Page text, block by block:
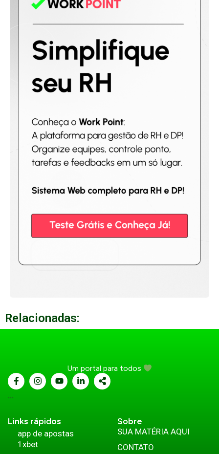
Relacionadas:
Um portal para todos
...
Links rápidos
app de apostas
1xbet
Sobre
SUA MATÉRIA AQUI
CONTATO